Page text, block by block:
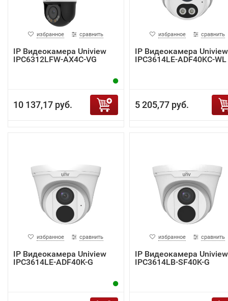
избранное сравнить
IP Видеокамера Uniview
IPC6312LFW-AX4C-VG
10 137,17 руб.
избранное сравнить
IP Видеокамера Uniview
IPC3614LE-ADF40KC-WL
5 205,77 руб.
избранное сравнить
IP Видеокамера Uniview
IPC3614LE-ADF40K-G
избранное сравнить
IP Видеокамера Uniview
IPC3614LB-SF40K-G